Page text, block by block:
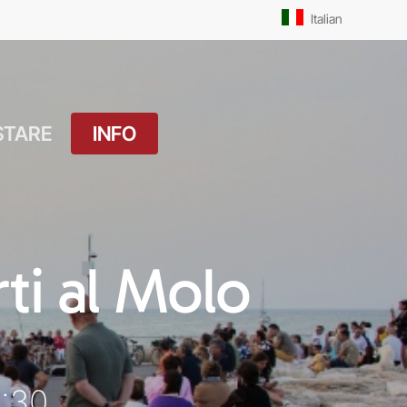
Italian
OUTDOOR
Il Molo
Pista Ciclabile
INFO
Orari Messe: Festivo
al Molo